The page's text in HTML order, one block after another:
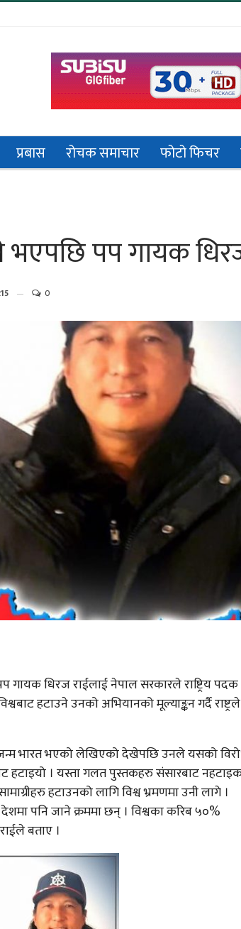
प्रबास रोचक समाचार फोटो फिचर
भएपछि पप गायक
0
धिरज राईलाई नेपाल सरकारले राष्ट्रिय
हटाउने उनको अभियानको मूल्याङ्कन गर्दै
जन्म भारत भएको लेखिएको देखेपछि उनले यसको
हटाइयो । यस्ता गलत पुस्तकहरु संसारबाट
हटाउनको लागि विश्व भ्रमणमा उनी लागे ।
पनि जाने क्रममा छन् । विश्वका करिब ५०%
बताए ।